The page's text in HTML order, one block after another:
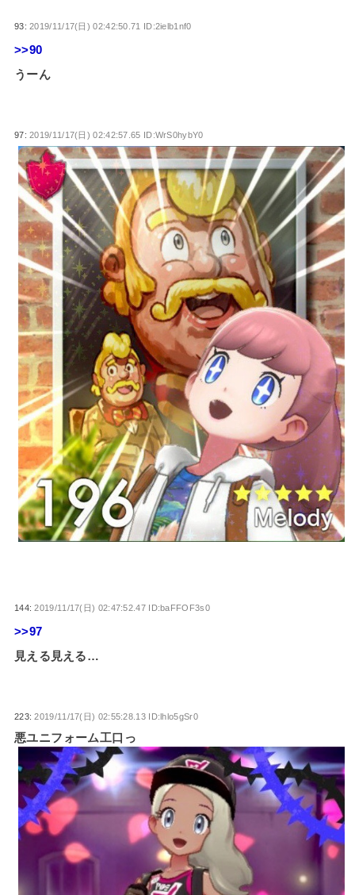
93:2019/11/17(日) 02:42:50.71 ID:2ielb1nf0
>>90
うーん
97:2019/11/17(日) 02:42:57.65 ID:WrS0hybY0
144:2019/11/17(日) 02:47:52.47 ID:baFFOF3s0
>>97
見える見える…
223:2019/11/17(日) 02:55:28.13 ID:lhlo5gSr0
悪ユニフォーム工口っ